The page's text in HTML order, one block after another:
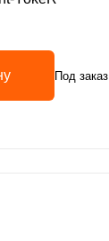
Под заказ